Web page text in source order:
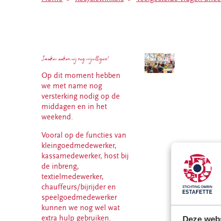
Deze
Annaparochie
recyclewinkel
Oosterwolde
Leeuwarden
recyclewinkel
Harlingen
recyclewinkel
textiel
Bezorg- en
ophaalservice
Jazeker zoeken wij nog vrijwilligers!
Op dit moment hebben
we met name nog
versterking nodig op de
middagen en in het
weekend.
Vooral op de functies van
kleingoedmedewerker,
kassamedewerker, host bij
de inbreng,
textielmedewerker,
chauffeurs/bijrijder en
speelgoedmedewerker
kunnen we nog wel wat
extra hulp gebruiken.